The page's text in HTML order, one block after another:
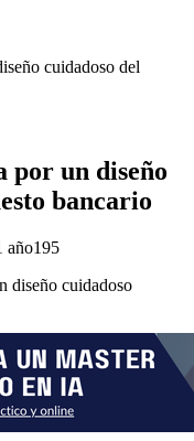
cuidadoso del
por un diseño
bancario
año195